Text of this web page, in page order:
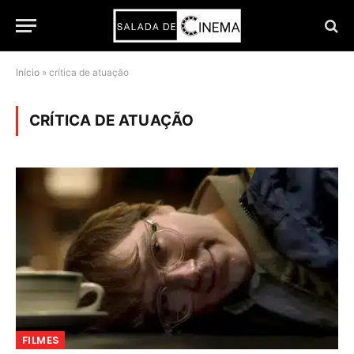
Início » crítica de atuação
CRÍTICA DE ATUAÇÃO
FILMES